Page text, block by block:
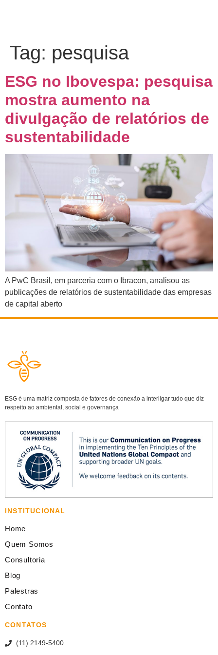
Tag: pesquisa
ESG no Ibovespa: pesquisa
mostra aumento na
divulgação de relatórios de
sustentabilidade
A PwC Brasil, em parceria com o Ibracon, analisou as
publicações de relatórios de sustentabilidade das empresas
de capital aberto
ESG é uma matriz composta de fatores de conexão a interligar tudo que diz
respeito ao ambiental, social e governança
INSTITUCIONAL
Home
Quem Somos
Consultoria
Blog
Palestras
Contato
CONTATOS
(11) 2149-5400